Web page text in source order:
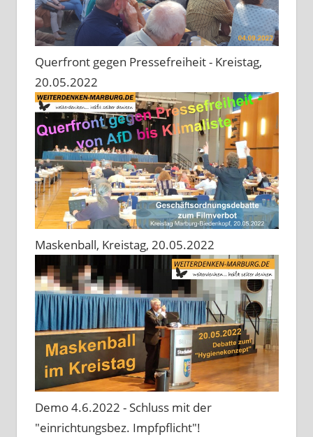
Querfront gegen Pressefreiheit - Kreistag,
20.05.2022
Maskenball, Kreistag, 20.05.2022
Demo 4.6.2022 - Schluss mit der
"einrichtungsbez. Impfpflicht"!